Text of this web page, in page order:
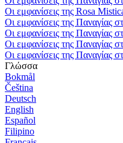
Οι εμφανίσεις της Rosa
Οι εμφανίσεις της Παναγίας
Οι εμφανίσεις της Παναγίας
Οι εμφανίσεις της Παναγίας
Οι εμφανίσεις της Παναγίας
Γλώσσα
Bokmål
Čeština
Deutsch
English
Español
Filipino